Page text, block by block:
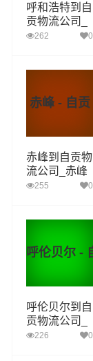
呼和浩特到自
贡物流公司_
呼和浩特到自
262 0
赤峰 - 自贡
赤峰到自贡物
流公司_赤峰
到自贡货运_
255 0
呼伦贝尔 -
呼伦贝尔到自
贡物流公司_
呼伦贝尔到自
226 0